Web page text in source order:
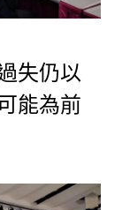
失仍以
能為前